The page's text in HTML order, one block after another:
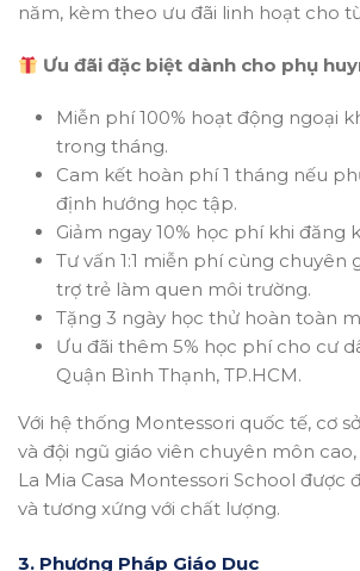
năm, kèm theo ưu đãi linh hoạt cho
Ưu đãi đặc biệt dành cho phụ
Miễn phí 100% hoạt động ngoại
trong tháng.
Cam kết hoàn phí 1 tháng nếu
định hướng học tập.
Giảm ngay 10% học phí khi đăng
Tư vấn 1:1 miễn phí cùng chuyên
trợ trẻ làm quen môi trường.
Tặng 3 ngày học thử hoàn toàn
Ưu đãi thêm 5% học phí cho cư
Quận Bình Thạnh, TP.HCM.
Với hệ thống Montessori quốc tế, cơ
và đội ngũ giáo viên chuyên môn
La Mia Casa Montessori School được
và tương xứng với chất lượng.
3. Phương Pháp Giáo Dục